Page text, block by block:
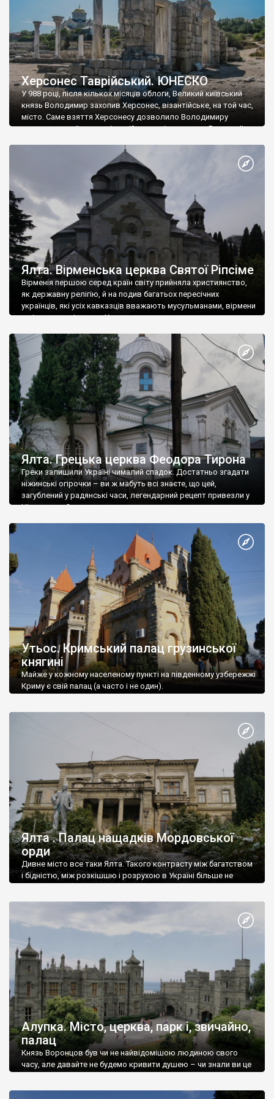
Херсонес Таврійський. ЮНЕСКО
У 988 році, після кількох місяців облоги, Великий київський
князь Володимир захопив Херсонес, візантійське, на той час,
місто. Саме взяття Херсонесу дозволило Володимиру
диктувати свої умови візантійському імператору Василю ІІ, та
Херсонесі Володимир-язичник, став Василем-християнином.
А потім було Хрещення Русі. На честь Херсонесу Таврійського
Ялта. Вірменська церква Святої Ріпсіме
Вірменія першою серед країн світу прийняла християнство,
як державну релігію, й на подив багатьох пересічних
українців, які усіх кавказців вважають мусульманами, вірмени
є відданими вірянами Христа
Ялта. Грецька церква Феодора Тирона
Греки залишили Україні чималий спадок. Достатньо згадати
ніжинські огірочки – ви ж мабуть всі знаєте, що цей,
загублений у радянські часи, легендарний рецепт привезли у
Ніжин греки?
Утьос. Кримський палац грузинської
княгині
Майже у кожному населеному пункті на південному узбережжі
Криму є свій палац (а часто і не один).
Ялта . Палац нащадків Мордовської
орди
Дивне місто все таки Ялта. Такого контрасту між багатством
і бідністю, між розкішшю і розрухою в Україні більше не
Алупка. Місто, церква, парк і, звичайно,
палац
Князь Воронцов був чи не найвідомішою людиною свого
часу, але давайте не будемо кривити душею – чи знали ви це